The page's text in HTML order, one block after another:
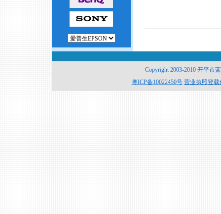
Copyright 2003-2010 开平市
粤ICP备10022450号 营业执照登载